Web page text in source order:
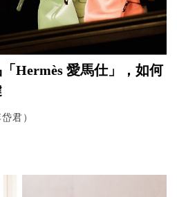
Hermès 愛馬仕」，如何
君）